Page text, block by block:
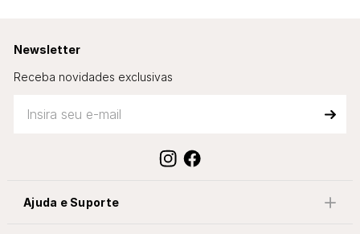
Newsletter
Receba novidades exclusivas
Ajuda e Suporte